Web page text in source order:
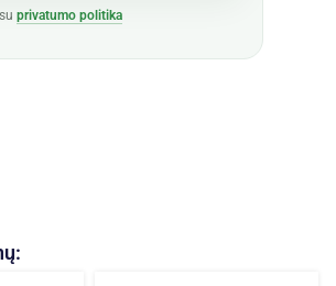
privatumo politika